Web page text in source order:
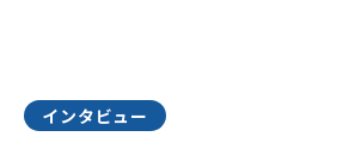
インタビュー